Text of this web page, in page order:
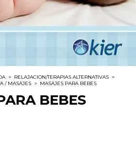
> RELAJACION/TERAPIAS ALTERNATIVAS >
/ MASAJES > MASAJES PARA BEBES
BEBES